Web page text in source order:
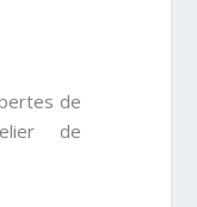
de
de